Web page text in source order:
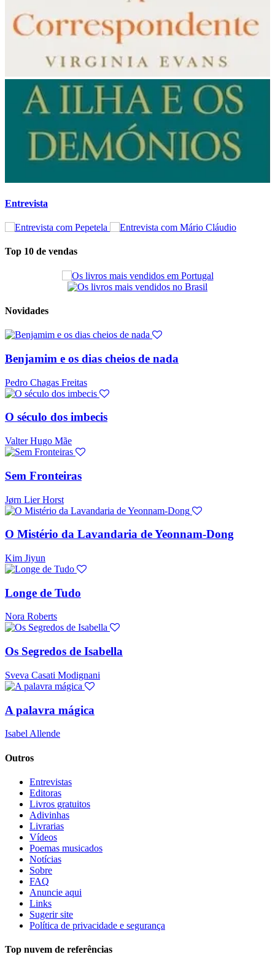
Entrevista
Top 10 de vendas
Novidades
Benjamim e os dias cheios de nada
Pedro Chagas Freitas
O século dos imbecis
Valter Hugo Mãe
Sem Fronteiras
Jørn Lier Horst
O Mistério da Lavandaria de Yeonnam-Dong
Kim Jiyun
Longe de Tudo
Nora Roberts
Os Segredos de Isabella
Sveva Casati Modignani
A palavra mágica
Isabel Allende
Outros
Entrevistas
Editoras
Livros gratuitos
Adivinhas
Livrarias
Vídeos
Poemas musicados
Notícias
Sobre
FAQ
Anuncie aqui
Links
Sugerir site
Política de privacidade e segurança
Top nuvem de referências